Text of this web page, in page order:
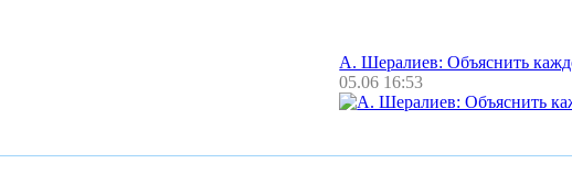
А. Шералиев: Объяснить
05.06 16:53